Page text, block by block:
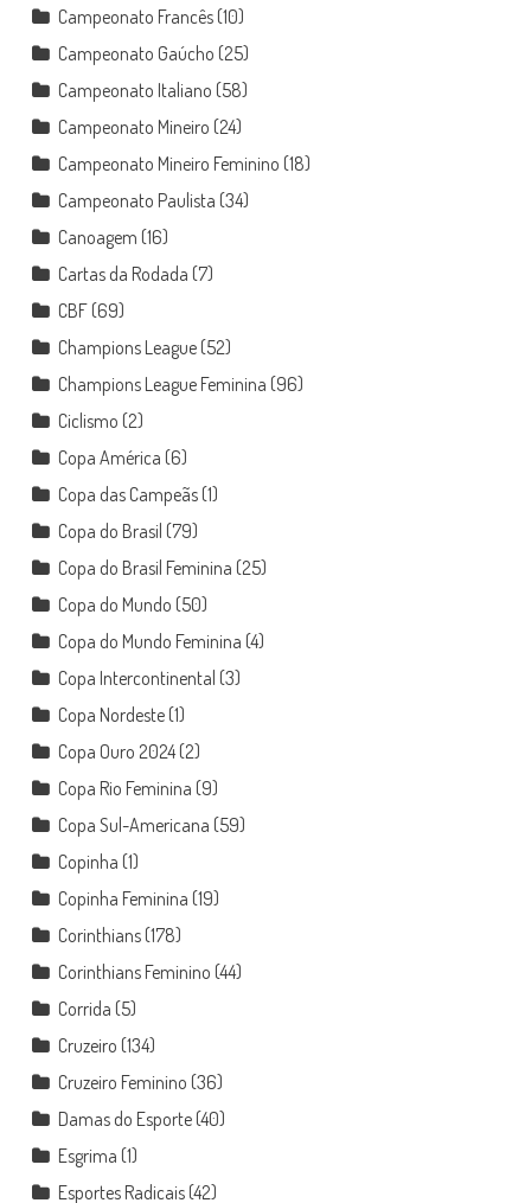
Campeonato Francês(10)
Campeonato Gaúcho (25)
Campeonato Italiano (58)
Campeonato Mineiro (24)
Campeonato Mineiro Feminino (18)
Campeonato Paulista (34)
Canoagem (16)
Cartas da Rodada (7)
CBF(69)
Champions League(52)
Champions League Feminina (96)
Ciclismo (2)
Copa América (6)
Copa das Campeãs(1)
Copa do Brasil (79)
Copa do Brasil Feminina (25)
Copa do Mundo (50)
Copa do Mundo Feminina (4)
Copa Intercontinental (3)
Copa Nordeste(1)
Copa Ouro 2024(2)
Copa Rio Feminina (9)
Copa Sul-Americana (59)
Copinha (1)
Copinha Feminina (19)
Corinthians(178)
Corinthians Feminino (44)
Corrida (5)
Cruzeiro (134)
Cruzeiro Feminino (36)
Damas do Esporte(40)
Esgrima (1)
Esportes Radicais(42)